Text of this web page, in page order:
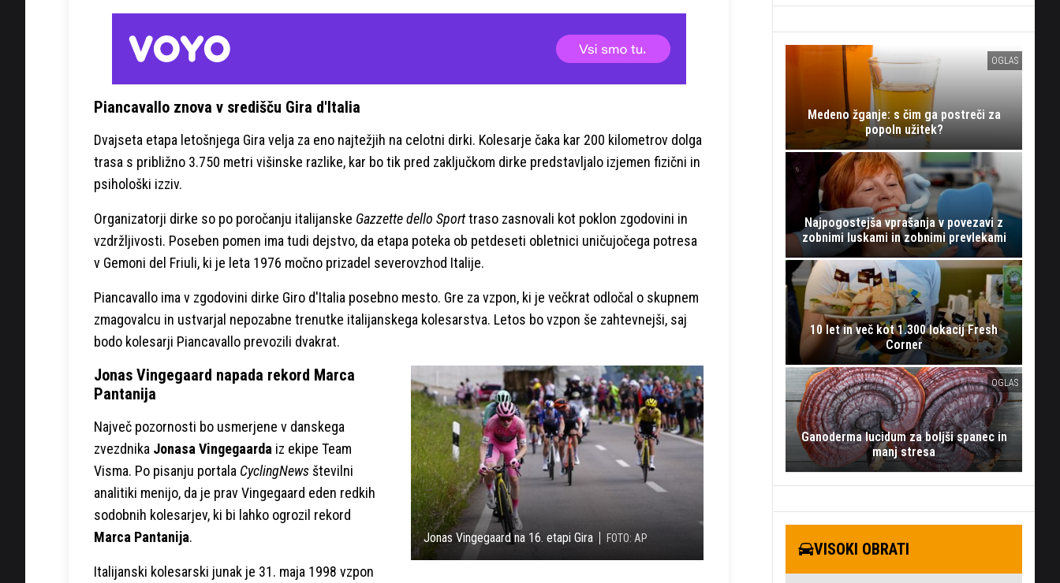
Piancavallo znova v središču Gira d'Italia
Dvajseta etapa letošnjega Gira velja za eno najtežjih na celotni dirki. Kolesarje čaka kar 200 kilometrov dolga
trasa s približno 3.750 metri višinske razlike, kar bo tik pred zaključkom dirke predstavljalo izjemen fizični in
psihološki izziv.
Organizatorji dirke so po poročanju italijanske Gazzette dello Sporttraso zasnovali kot poklon zgodovini in
vzdržljivosti. Poseben pomen ima tudi dejstvo, da etapa poteka ob petdeseti obletnici uničujočega potresa
v Gemoni del Friuli, ki je leta 1976 močno prizadel severovzhod Italije.
Piancavallo ima v zgodovini dirke Giro d'Italia posebno mesto. Gre za vzpon, ki je večkrat odločal o skupnem
zmagovalcu in ustvarjal nepozabne trenutke italijanskega kolesarstva. Letos bo vzpon še zahtevnejši, saj
bodo kolesarji Piancavallo prevozili dvakrat.
Jonas Vingegaard na 16. etapi Gira FOTO: AP
Jonas Vingegaard napada rekord Marca
Pantanija
Največ pozornosti bo usmerjene v danskega
zvezdnika Jonasa Vingegaarda iz ekipe Team
Visma. Po pisanju portala CyclingNews številni
analitiki menijo, da je prav Vingegaard eden redkih
sodobnih kolesarjev, ki bi lahko ogrozil rekord
Marca Pantanija.
Italijanski kolesarski junak je 31. maja 1998 vzpon
OGLAS
Medeno žganje: s čim ga postreči za
popoln užitek?
Najpogostejša vprašanja v povezavi z
zobnimi luskami in zobnimi prevlekami
10 let in več kot 1.300 lokacij Fresh
Corner
OGLAS
Ganoderma lucidum za boljši spanec in
manj stresa
VISOKI OBRATI